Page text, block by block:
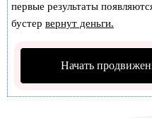
первые результаты
бустер вернут деньги.
Начать